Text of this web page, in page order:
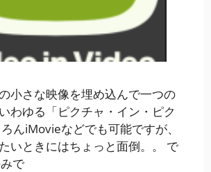
小さな映像を埋め込んで一つの
わゆる「ピクチャ・イン・ピク
んiMovieなどでも可能ですが、
いときにはちょっと面倒。。 で
で